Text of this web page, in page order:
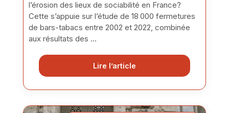
l’érosion des lieux de sociabilité en France?
Cette s’appuie sur l’étude de 18 000 fermetures
de bars-tabacs entre 2002 et 2022, combinée
aux résultats des ...
Lire l’article